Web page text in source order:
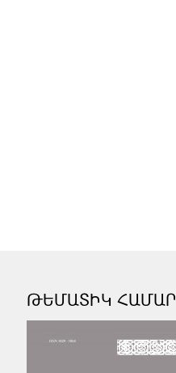
ԹԵՄԱՏԻԿ ՀԱՄԱՐ